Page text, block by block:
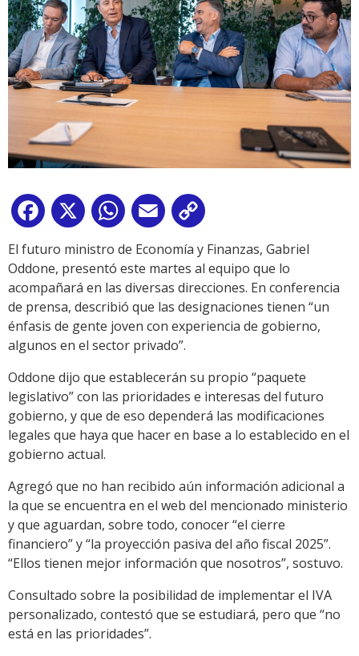
Facebook
X WhatsApp
Email
Link
El futuro ministro de Economía y Finanzas, Gabriel
Oddone, presentó este martes al equipo que lo
acompañará en las diversas direcciones. En conferencia
de prensa, describió que las designaciones tienen “un
énfasis de gente joven con experiencia de gobierno,
algunos en el sector privado”.
Oddone dijo que establecerán su propio “paquete
legislativo” con las prioridades e interesas del futuro
gobierno, y que de eso dependerá las modificaciones
legales que haya que hacer en base a lo establecido en el
gobierno actual.
Agregó que no han recibido aún información adicional a
la que se encuentra en el web del mencionado ministerio
y que aguardan, sobre todo, conocer “el cierre
financiero” y “la proyección pasiva del año fiscal 2025”.
“Ellos tienen mejor información que nosotros”, sostuvo.
Consultado sobre la posibilidad de implementar el IVA
personalizado, contestó que se estudiará, pero que “no
está en las prioridades”.